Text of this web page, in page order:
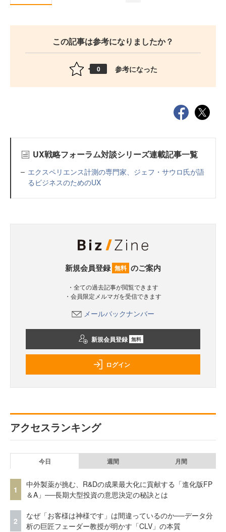
この記事は参考になりましたか？
0 参考になった
UX戦略フォーラム対談シリーズ連載記事一覧
エクスペリエンス計測の専門家、ジェフ・サウロ氏が語
るビジネスのためのUX
新規会員登録 無料 のご案内
・全ての過去記事が閲覧できます
・会員限定メルマガを受信できます
メールバックナンバー
新規会員登録 無料
ログイン
アクセスランキング
今日 週間 月間
1
中外製薬が挑む、R&Dの成果最大化に貢献する「進化版FP
＆A」──長期大型投資の意思決定の秘訣とは
2
なぜ「お客様は神様です」は間違っているのか──データ分
析の巨匠フェーダー教授が明かす「CLV」の本質